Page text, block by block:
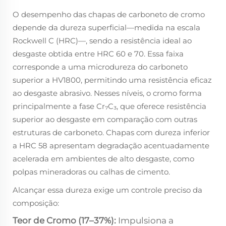
O desempenho das chapas de carboneto de cromo
depende da dureza superficial—medida na escala
Rockwell C (HRC)—, sendo a resistência ideal ao
desgaste obtida entre HRC 60 e 70. Essa faixa
corresponde a uma microdureza do carboneto
superior a HV1800, permitindo uma resistência eficaz
ao desgaste abrasivo. Nesses níveis, o cromo forma
principalmente a fase Cr₇C₃, que oferece resistência
superior ao desgaste em comparação com outras
estruturas de carboneto. Chapas com dureza inferior
a HRC 58 apresentam degradação acentuadamente
acelerada em ambientes de alto desgaste, como
polpas mineradoras ou calhas de cimento.
Alcançar essa dureza exige um controle preciso da
composição:
Teor de Cromo (17–37%): Impulsiona a